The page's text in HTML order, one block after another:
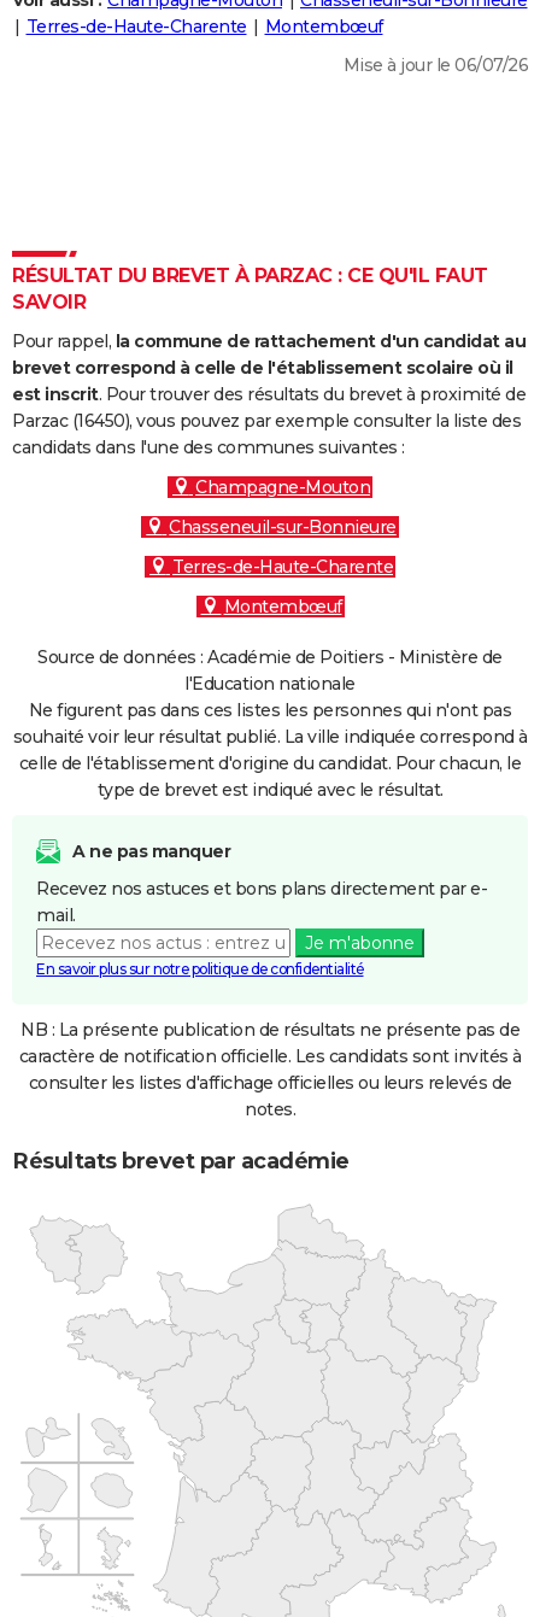
Destinations
City break
Voyage nature
Voyage de noces
Forum
Climat
PHOTO
Dictionnaire
Biographies
Citations
Expressions
Proverbes
PROGRAMME TV
S'inscrire
Se connecter
Lycées
Collèges
Primaires
Universités
Entreprises
Service militaire
Avis de recherche
AVIS DE DÉCÈS
FORUM
Terres-de-Haute-Charente
Montembœuf
Mise à jour le 06/07/26
RÉSULTAT DU BREVET À PARZAC : CE QU'IL FAUT
SAVOIR
Pour rappel, la commune de rattachement d'un candidat au
brevet correspond à celle de l'établissement scolaire où il
est inscrit. Pour trouver des résultats du brevet à proximité de
Parzac (16450), vous pouvez par exemple consulter la liste des
candidats dans l'une des communes suivantes :
Champagne-Mouton
Chasseneuil-sur-Bonnieure
Terres-de-Haute-Charente
Montembœuf
Source de données : Académie de Poitiers - Ministère de
l'Education nationale
Ne figurent pas dans ces listes les personnes qui n'ont pas
souhaité voir leur résultat publié. La ville indiquée correspond à
celle de l'établissement d'origine du candidat. Pour chacun, le
type de brevet est indiqué avec le résultat.
A ne pas manquer
Recevez nos astuces et bons plans directement par e-
mail.
Je m'abonne
En savoir plus sur notre politique de confidentialité
NB : La présente publication de résultats ne présente pas de
caractère de notification officielle. Les candidats sont invités à
consulter les listes d'affichage officielles ou leurs relevés de
notes.
Résultats brevet par académie